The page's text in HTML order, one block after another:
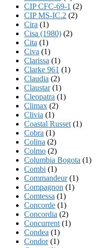
CIP CFC-69-1 (2)
CIP MS-IC.2 (2)
Cira (1)
Cisa (1980) (2)
Cita (1)
Civa (1)
Clarissa (1)
Clarke 961 (1)
Claudia (2)
Claustar(1)
Cleopatra (1)
Climax (2)
Clivia (1)
Coastal Russet (1)
Cobra (1)
Colina (2)
Colmo (2)
Columbia Bogota (1)
Combi (1)
Commandeur(1)
Compagnon (1)
Comtessa (1)
Concorde (1)
Concordia (2)
Concurrent (1)
Condea (1)
Condor(1)